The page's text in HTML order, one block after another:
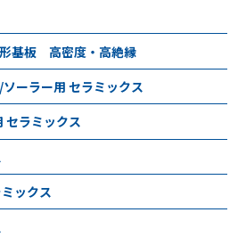
基板 高密度・高絶縁
ーラー用 セラミックス
セラミックス
ックス